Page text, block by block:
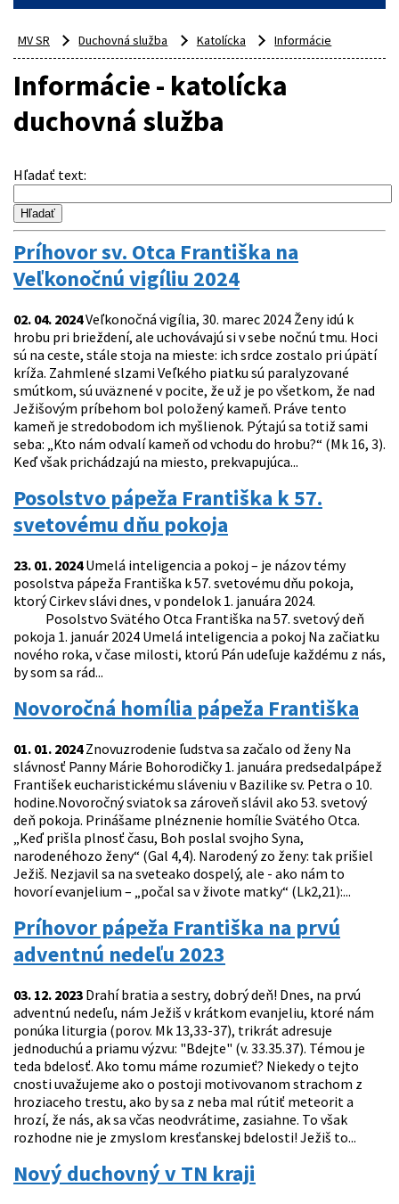
MV SR Duchovná služba Katolícka Informácie
Informácie - katolícka
duchovná služba
Hľadať text:
Príhovor sv. Otca Františka na
Veľkonočnú vigíliu 2024
02. 04. 2024Veľkonočná vigília, 30. marec 2024 Ženy idú k
hrobu pri brieždení, ale uchovávajú si v sebe nočnú tmu. Hoci
sú na ceste, stále stoja na mieste: ich srdce zostalo pri úpätí
kríža. Zahmlené slzami Veľkého piatku sú paralyzované
smútkom, sú uväznené v pocite, že už je po všetkom, že nad
Ježišovým príbehom bol položený kameň. Práve tento
kameň je stredobodom ich myšlienok. Pýtajú sa totiž sami
seba: „Kto nám odvalí kameň od vchodu do hrobu?“ (Mk 16, 3).
Keď však prichádzajú na miesto, prekvapujúca...
Posolstvo pápeža Františka k 57.
svetovému dňu pokoja
23. 01. 2024Umelá inteligencia a pokoj – je názov témy
posolstva pápeža Františka k 57. svetovému dňu pokoja,
ktorý Cirkev slávi dnes, v pondelok 1. januára 2024.
Posolstvo Svätého Otca Františka na 57. svetový deň
pokoja 1. január 2024 Umelá inteligencia a pokoj Na začiatku
nového roka, v čase milosti, ktorú Pán udeľuje každému z nás,
by som sa rád...
Novoročná homília pápeža Františka
01. 01. 2024Znovuzrodenie ľudstva sa začalo od ženy Na
slávnosť Panny Márie Bohorodičky 1. januára predsedalpápež
František eucharistickému sláveniu v Bazilike sv. Petra o 10.
hodine.Novoročný sviatok sa zároveň slávil ako 53. svetový
deň pokoja. Prinášame plnéznenie homílie Svätého Otca.
„Keď prišla plnosť času, Boh poslal svojho Syna,
narodenéhozo ženy“ (Gal 4,4). Narodený zo ženy: tak prišiel
Ježiš. Nezjavil sa na sveteako dospelý, ale - ako nám to
hovorí evanjelium – „počal sa v živote matky“ (Lk2,21):...
Príhovor pápeža Františka na prvú
adventnú nedeľu 2023
03. 12. 2023 Drahí bratia a sestry, dobrý deň! Dnes, na prvú
adventnú nedeľu, nám Ježiš v krátkom evanjeliu, ktoré nám
ponúka liturgia (porov. Mk 13,33-37), trikrát adresuje
jednoduchú a priamu výzvu: "Bdejte" (v. 33.35.37). Témou je
teda bdelosť. Ako tomu máme rozumieť? Niekedy o tejto
cnosti uvažujeme ako o postoji motivovanom strachom z
hroziaceho trestu, ako by sa z neba mal rútiť meteorit a
hrozí, že nás, ak sa včas neodvrátime, zasiahne. To však
rozhodne nie je zmyslom kresťanskej bdelosti! Ježiš to...
Nový duchovný v TN kraji